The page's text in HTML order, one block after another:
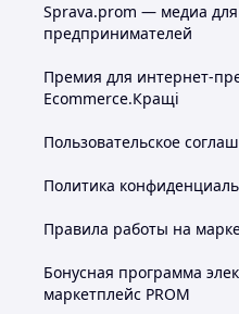
Sprava.prom — медиа для
предпринимателей
Премия для интернет-
Ecommerce.Кращі
Пользовательское
Политика
Правила работы на
Бонусная программа
маркетплейс PROM